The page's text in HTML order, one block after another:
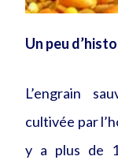
Un peu
L’engrain
cultivée par
y a plus de